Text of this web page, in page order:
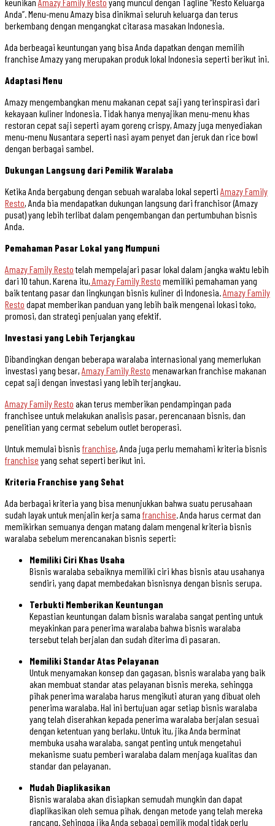
Anda”. Menu-menu Amazy bisa dinikmai seluruh keluarga dan terus
berkembang dengan mengangkat citarasa masakan Indonesia.
Ada berbeagai keuntungan yang bisa Anda dapatkan dengan memilih
franchise Amazy yang merupakan produk lokal Indonesia seperti berikut ini.
Adaptasi Menu
Amazy mengembangkan menu makanan cepat saji yang terinspirasi dari
kekayaan kuliner Indonesia. Tidak hanya menyajikan menu-menu khas
restoran cepat saji seperti ayam goreng crispy, Amazy juga menyediakan
menu-menu Nusantara seperti nasi ayam penyet dan jeruk dan rice bowl
dengan berbagai sambel.
Dukungan Langsung dari Pemilik Waralaba
Ketika Anda bergabung dengan sebuah waralaba lokal seperti Amazy Family
Resto, Anda bia mendapatkan dukungan langsung dari franchisor (Amazy
pusat) yang lebih terlibat dalam pengembangan dan pertumbuhan bisnis
Anda.
Pemahaman Pasar Lokal yang Mumpuni
Amazy Family Resto telah mempelajari pasar lokal dalam jangka waktu lebih
dari 10 tahun. Karena itu, Amazy Family Resto memiliki pemahaman yang
baik tentang pasar dan lingkungan bisnis kuliner di Indonesia. Amazy Family
Resto dapat memberikan panduan yang lebih baik mengenai lokasi toko,
promosi, dan strategi penjualan yang efektif.
Investasi yang Lebih Terjangkau
Dibandingkan dengan beberapa waralaba internasional yang memerlukan
investasi yang besar, Amazy Family Resto menawarkan franchise makanan
cepat saji dengan investasi yang lebih terjangkau.
Amazy Family Resto akan terus memberikan pendampingan pada
franchisee untuk melakukan analisis pasar, perencanaan bisnis, dan
penelitian yang cermat sebelum outlet beroperasi.
Untuk memulai bisnis franchise, Anda juga perlu memahami kriteria bisnis
franchise yang sehat seperti berikut ini.
Kriteria Franchise yang Sehat
Ada berbagai kriteria yang bisa menunjukkan bahwa suatu perusahaan
sudah layak untuk menjalin kerja sama franchise . Anda harus cermat dan
memikirkan semuanya dengan matang dalam mengenal kriteria bisnis
waralaba sebelum merencanakan bisnis seperti:
Memiliki Ciri Khas Usaha
Bisnis waralaba sebaiknya memiliki ciri khas bisnis atau usahanya
sendiri, yang dapat membedakan bisnisnya dengan bisnis serupa.
Terbukti Memberikan Keuntungan
Kepastian keuntungan dalam bisnis waralaba sangat penting untuk
meyakinkan para penerima waralaba bahwa bisnis waralaba
tersebut telah berjalan dan sudah diterima di pasaran.
Memiliki Standar Atas Pelayanan
Untuk menyamakan konsep dan gagasan, bisnis waralaba yang baik
akan membuat standar atas pelayanan bisnis mereka, sehingga
pihak penerima waralaba harus mengikuti aturan yang dibuat oleh
penerima waralaba. Hal ini bertujuan agar setiap bisnis waralaba
yang telah diserahkan kepada penerima waralaba berjalan sesuai
dengan ketentuan yang berlaku. Untuk itu, jika Anda berminat
membuka usaha waralaba, sangat penting untuk mengetahui
mekanisme suatu pemberi waralaba dalam menjaga kualitas dan
standar dan pelayanan.
Mudah Diaplikasikan
Bisnis waralaba akan disiapkan semudah mungkin dan dapat
diaplikasikan oleh semua pihak, dengan metode yang telah mereka
rancang. Sehingga jika Anda sebagai pemilik modal tidak perlu